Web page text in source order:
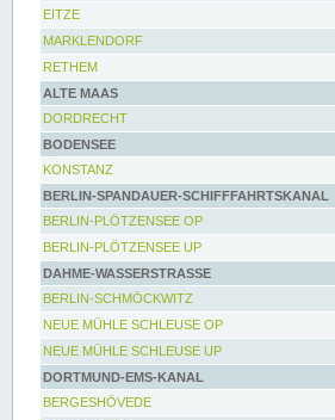
EITZE
MARKLENDORF
RETHEM
ALTE MAAS
DORDRECHT
BODENSEE
KONSTANZ
BERLIN-SPANDAUER-SCHIFFFAHRTSKANAL
BERLIN-PLÖTZENSEE OP
BERLIN-PLÖTZENSEE UP
DAHME-WASSERSTRASSE
BERLIN-SCHMÖCKWITZ
NEUE MÜHLE SCHLEUSE OP
NEUE MÜHLE SCHLEUSE UP
DORTMUND-EMS-KANAL
BERGESHÖVEDE